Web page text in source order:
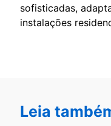
sofisticadas,
instalações
Leia